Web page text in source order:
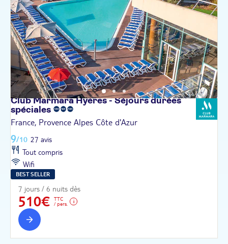
Club Marmara Hyères - Séjours durées
spéciales
France, Provence Alpes Côte d'Azur
9/10 27 avis
Tout compris
Wifi
BEST SELLER
7 jours / 6 nuits dès
510€
TTC
/ pers.